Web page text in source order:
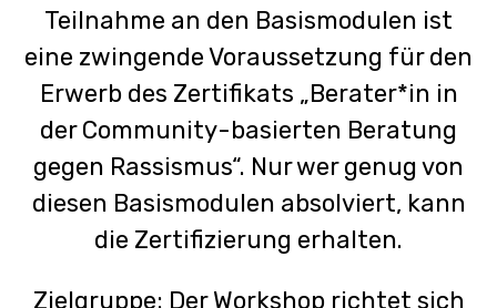
Teilnahme an den Basismodulen ist
eine zwingende Voraussetzung für den
Erwerb des Zertifikats „Berater*in in
der Community-basierten Beratung
gegen Rassismus“. Nur wer genug von
diesen Basismodulen absolviert, kann
die Zertifizierung erhalten.
Zielgruppe: Der Workshop richtet sich